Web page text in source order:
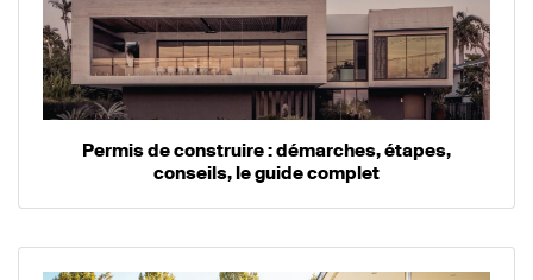
Permis de construire : démarches, étapes,
conseils, le guide complet